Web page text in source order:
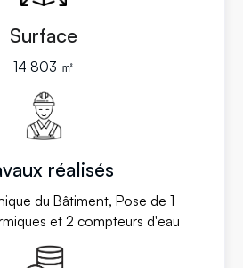
Surface
14 803 ㎡
réalisés
du Bâtiment, Pose de 1
et 2 compteurs d'eau